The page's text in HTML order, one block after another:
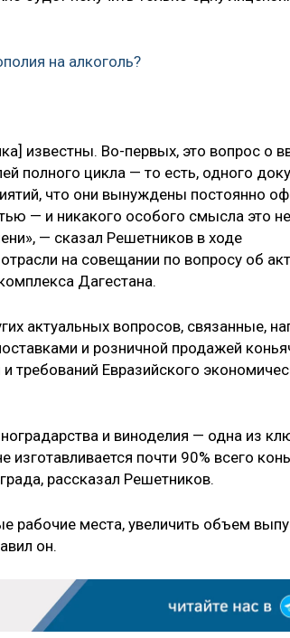
на алкоголь?
известны. Во-первых, это вопрос о
полного цикла — то есть, одного
что они вынуждены постоянно
— и никакого особого смысла это
— сказал Решетников в ходе
на совещании по вопросу об
Дагестана.
актуальных вопросов, связанные,
и розничной продажей
требований Евразийского
и виноделия — одна из
изготавливается почти 90% всего
рассказал Решетников.
рабочие места, увеличить объем
он.